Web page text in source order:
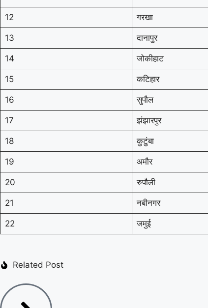
12 गरखा
13 दानापुर
14 जोकीहाट
15 कटिहार
16 सुपौल
17 झंझारपुर
18 कुटुंबा
19 अमौर
20 रुपौली
21 नबीनगर
22 जमुई
Related Post